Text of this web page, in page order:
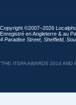
Copyright ©2007–2026
Enregistré en Angleterre & au
4 Paradise Street, Sheffield,
“THE ITSPA AWARDS 2014